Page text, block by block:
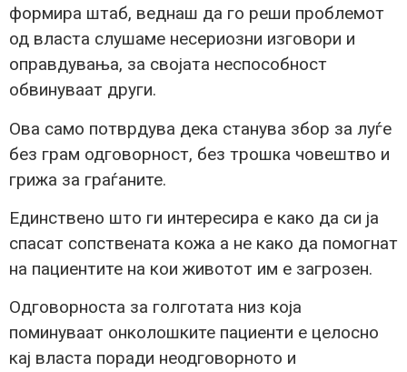
формира штаб, веднаш да го реши проблемот
од власта слушаме несериозни изговори и
оправдувања, за својата неспособност
обвинуваат други.
Ова само потврдува дека станува збор за луѓе
без грам одговорност, без трошка човештво и
грижа за граѓаните.
Единствено што ги интересира е како да си ја
спасат сопствената кожа а не како да помогнат
на пациентите на кои животот им е загрозен.
Одговорноста за голготата низ која
поминуваат онколошките пациенти е целосно
кај власта поради неодговорното и